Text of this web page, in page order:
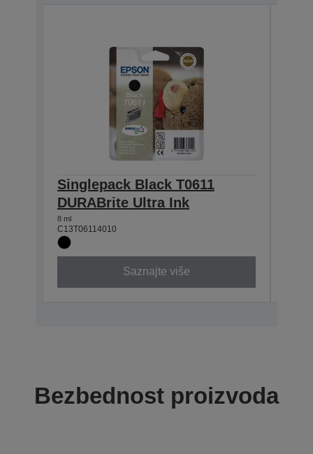
Singlepack Black T0611
DURABrite Ultra Ink
8 ml
C13T06114010
Saznajte više
Bezbednost proizvoda